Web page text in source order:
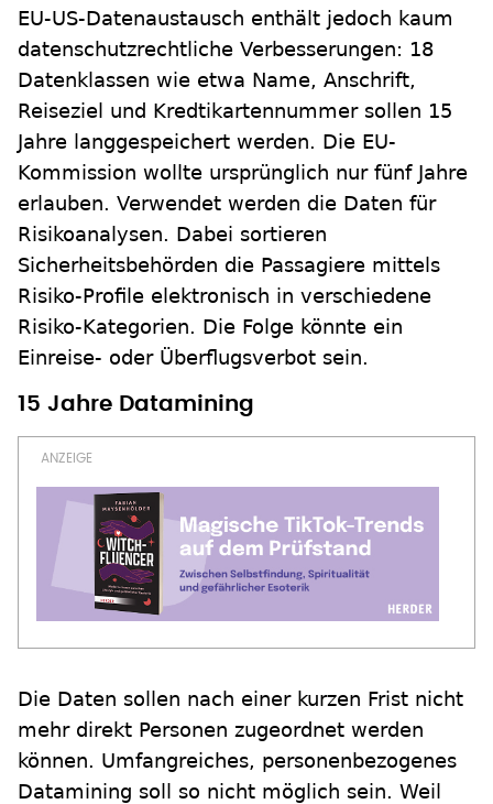
EU-US-Datenaustausch enthält jedoch kaum
datenschutzrechtliche Verbesserungen: 18
Datenklassen wie etwa Name, Anschrift,
Reiseziel und Kredtikartennummer sollen 15
Jahre langgespeichert werden. Die EU-
Kommission wollte ursprünglich nur fünf Jahre
erlauben. Verwendet werden die Daten für
Risikoanalysen. Dabei sortieren
Sicherheitsbehörden die Passagiere mittels
Risiko-Profile elektronisch in verschiedene
Risiko-Kategorien. Die Folge könnte ein
Einreise- oder Überflugsverbot sein.
15 Jahre Datamining
Die Daten sollen nach einer kurzen Frist nicht
mehr direkt Personen zugeordnet werden
können. Umfangreiches, personenbezogenes
Datamining soll so nicht möglich sein. Weil